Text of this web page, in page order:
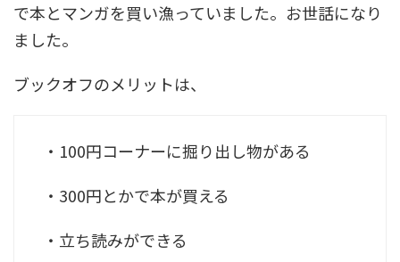
で本とマンガを買い漁っていました。お世話になり
ました。
ブックオフのメリットは、
・100円コーナーに掘り出し物がある
・300円とかで本が買える
・立ち読みができる